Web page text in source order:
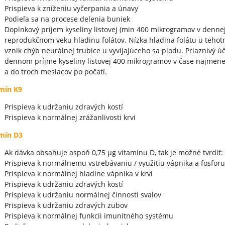
Prispieva k zníženiu vyčerpania a únavy
Podieľa sa na procese delenia buniek
Doplnkový príjem kyseliny listovej (min 400 mikrogramov v
reprodukčnom veku hladinu folátov. Nízka hladina folátu u
vznik chýb neurálnej trubice u vyvíjajúceho sa plodu. Priaznivý
dennom príjme kyseliny listovej 400 mikrogramov v čase
a do troch mesiacov po počatí.
K9
Prispieva k udržaniu zdravých kostí
Prispieva k normálnej zrážanlivosti krvi
D3
Ak dávka obsahuje aspoň 0,75 μg vitamínu D, tak je možné tvrdiť:
Prispieva k normálnemu vstrebávaniu / využitiu vápnika a fosforu
Prispieva k normálnej hladine vápnika v krvi
Prispieva k udržaniu zdravých kostí
Prispieva k udržaniu normálnej činnosti svalov
Prispieva k udržaniu zdravých zubov
Prispieva k normálnej funkcii imunitného systému